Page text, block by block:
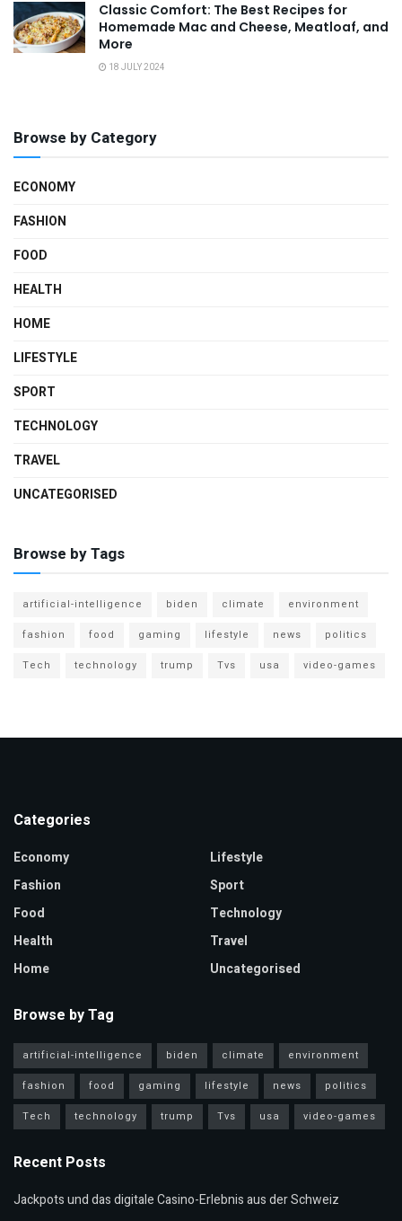
Classic Comfort: The Best Recipes for
Homemade Mac and Cheese, Meatloaf, and
More
18 JULY 2024
Browse by Category
ECONOMY
FASHION
FOOD
HEALTH
HOME
LIFESTYLE
SPORT
TECHNOLOGY
TRAVEL
UNCATEGORISED
Browse by Tags
artificial-intelligence biden climate
environment
fashion
food gaming lifestyle news
politics
Tech
technology trump Tvs usa video-games
Categories
Economy
Fashion
Food
Health
Home
Lifestyle
Sport
Technology
Travel
Uncategorised
Browse by Tag
artificial-intelligence biden climate
environment
fashion
food gaming lifestyle news
politics
Tech
technology trump Tvs usa video-games
Recent Posts
Jackpots und das digitale Casino-Erlebnis aus der Schweiz